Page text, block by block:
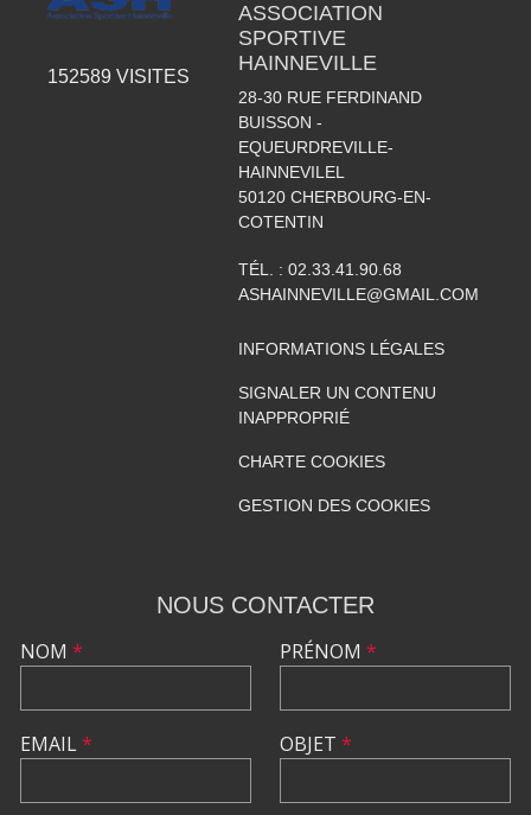
152589 VISITES
ASSOCIATION
SPORTIVE
HAINNEVILLE
28-30 RUE FERDINAND
BUISSON -
EQUEURDREVILLE-
HAINNEVILEL
50120 CHERBOURG-EN-
COTENTIN
TÉL. : 02.33.41.90.68
ASHAINNEVILLE@GMAIL.COM
INFORMATIONS LÉGALES
SIGNALER UN CONTENU
INAPPROPRIÉ
CHARTE COOKIES
GESTION DES COOKIES
NOUS CONTACTER
NOM *
EMAIL*
PRÉNOM *
OBJET *